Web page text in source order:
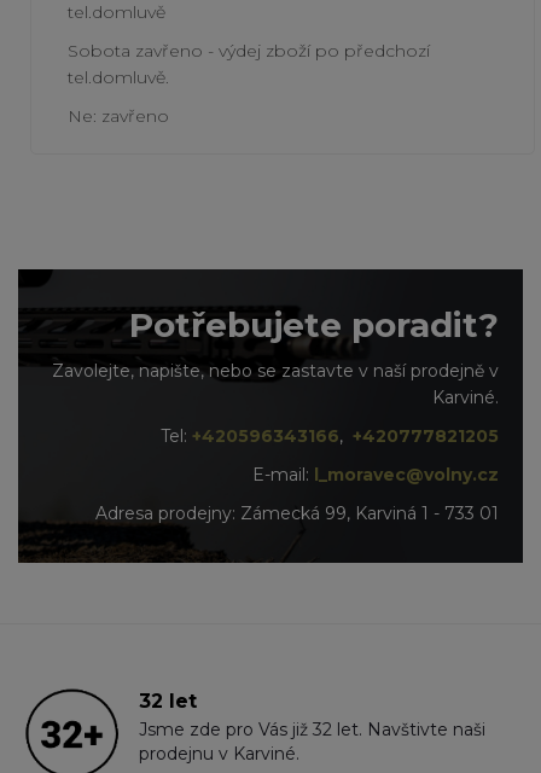
tel.domluvě
Sobota zavřeno - výdej zboží po předchozí
tel.domluvě.
Ne: zavřeno
Potřebujete poradit?
Zavolejte, napište, nebo se zastavte v naší prodejně v
Karviné.
Tel: +420596343166, +420777821205
E-mail: l_moravec@volny.cz
Adresa prodejny: Zámecká 99, Karviná 1 - 733 01
32 let
Jsme zde pro Vás již 32 let. Navštivte naši
prodejnu v Karviné.